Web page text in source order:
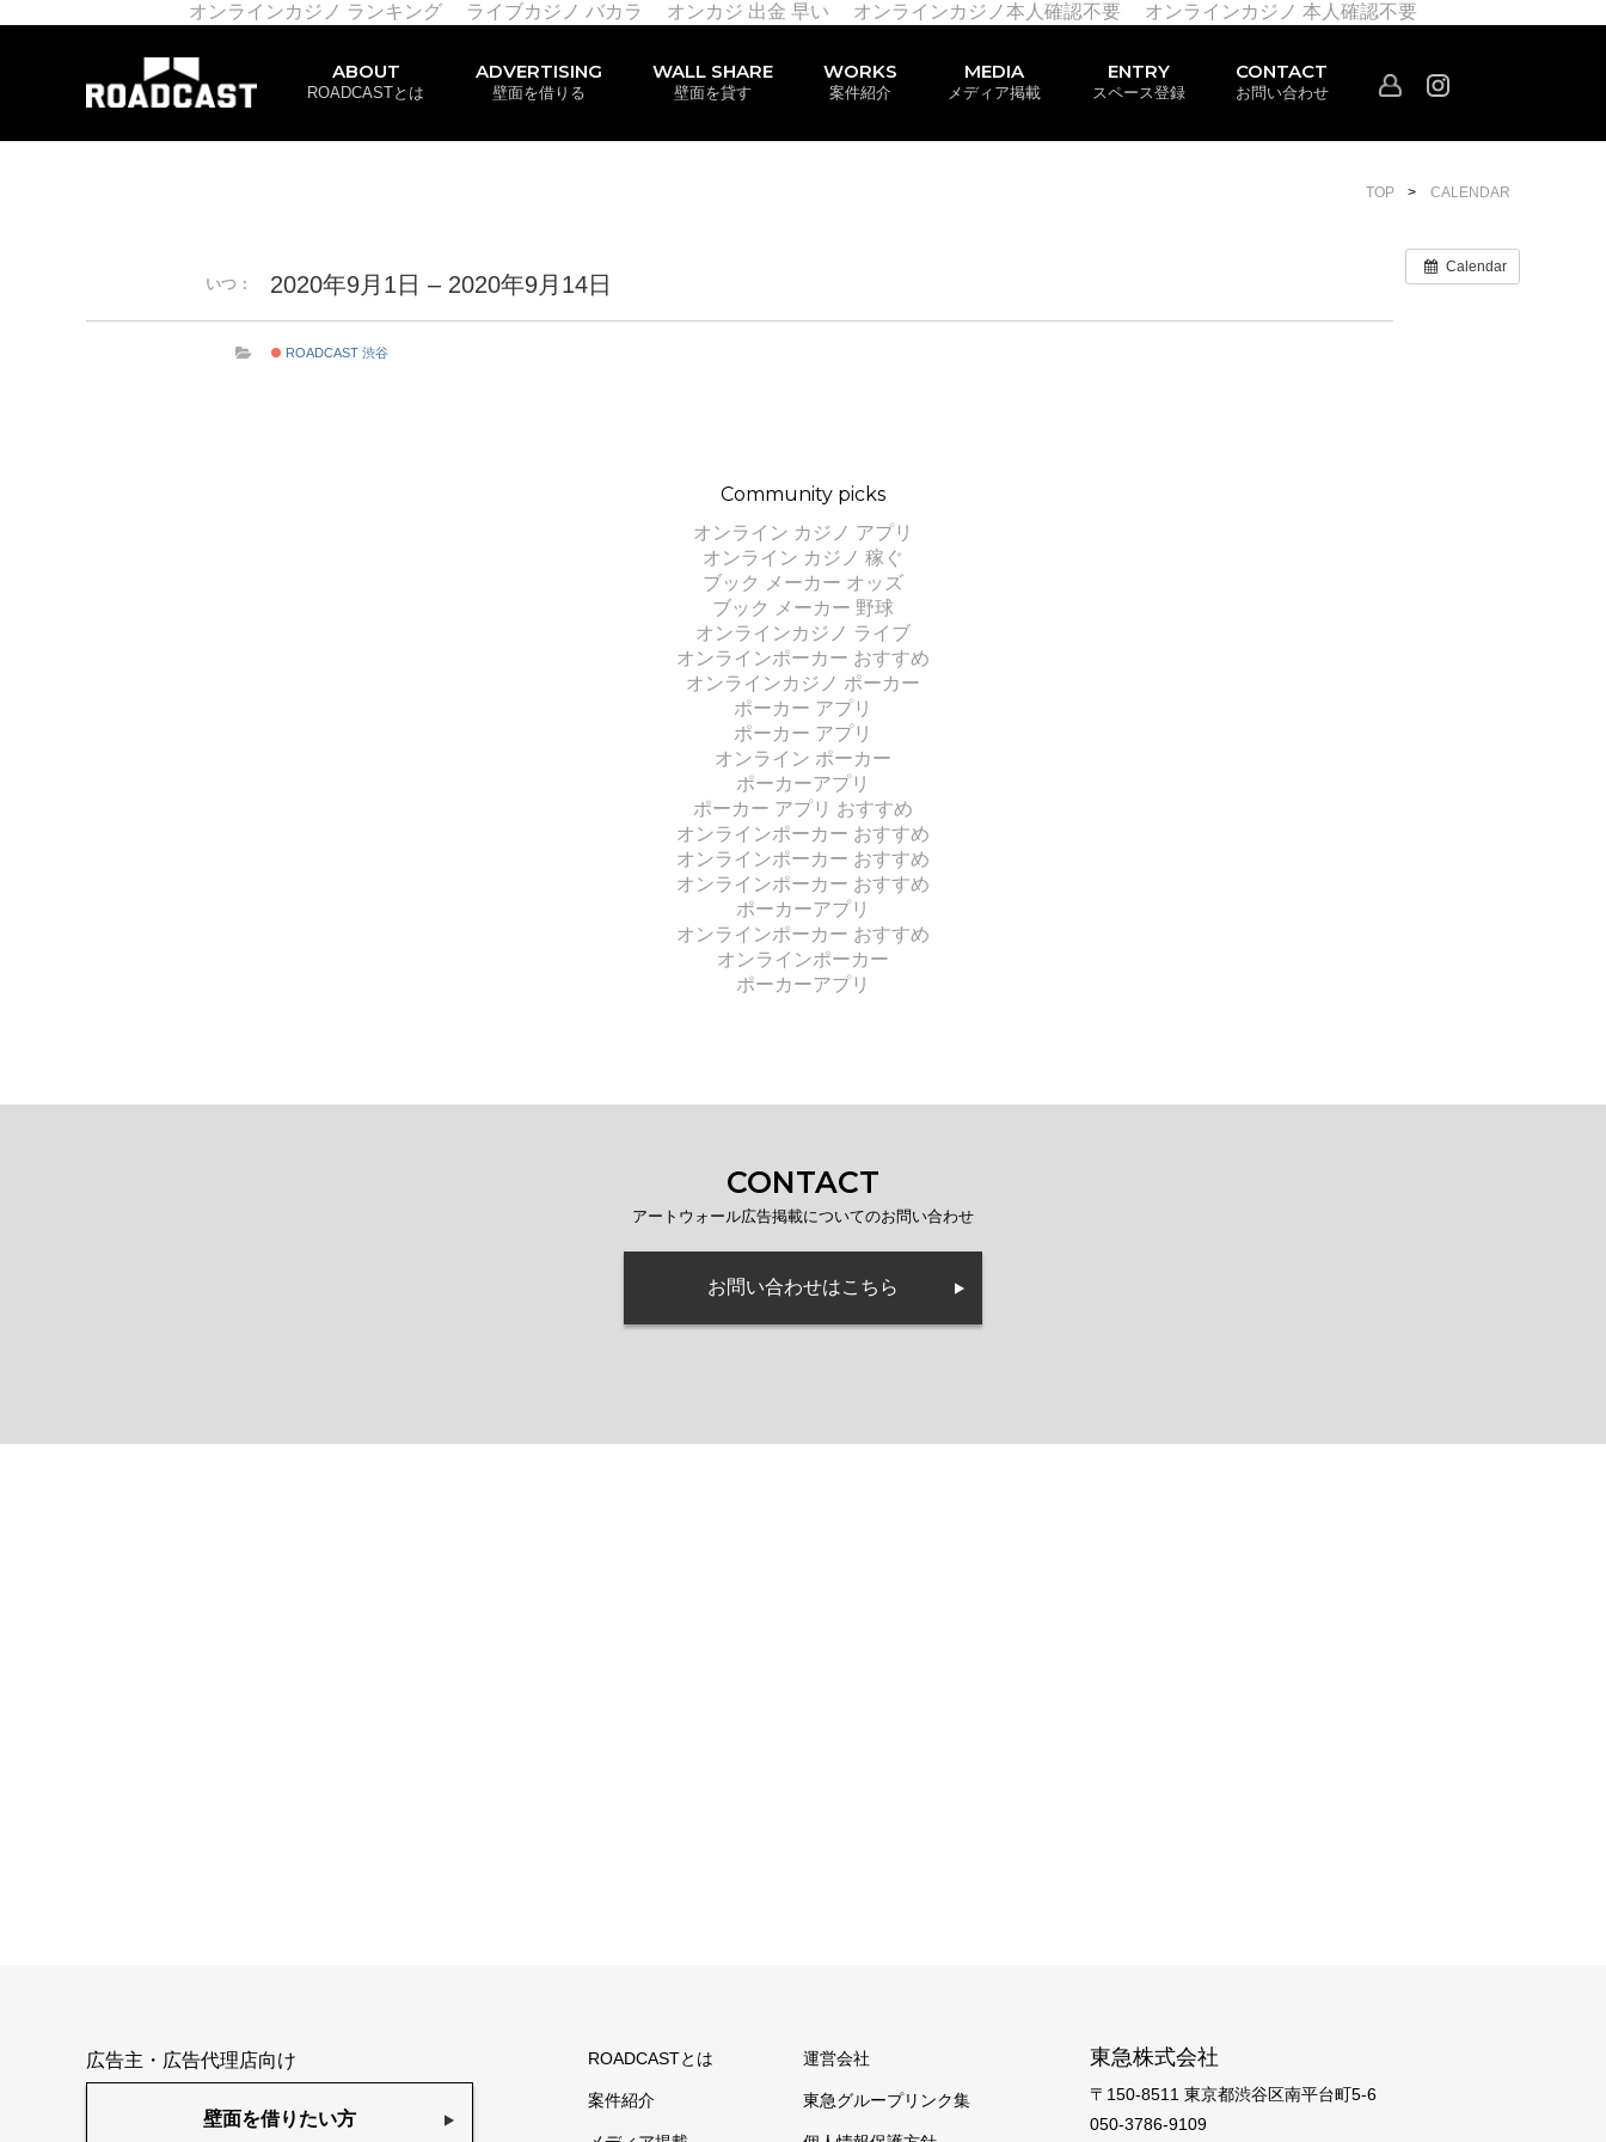
オンラインカジノ ランキング ライブカジノ バカラ オンカジ 出金 早い オンラインカジノ本人確認不要 オンラインカジノ 本人確認不要
ABOUT
ROADCASTとは
ADVERTISING
壁面を借りる
WALL SHARE
壁面を貸す
WORKS
案件紹介
MEDIA
メディア掲載
ENTRY
スペース登録
CONTACT
お問い合わせ
TOP CALENDAR
Calendar
いつ： 2020年9月1日 – 2020年9月14日
ROADCAST 渋谷
Community picks
オンライン カジノ アプリ
オンライン カジノ 稼ぐ
ブック メーカー オッズ
ブック メーカー 野球
オンラインカジノ ライブ
オンラインポーカー おすすめ
オンラインカジノ ポーカー
ポーカー アプリ
ポーカー アプリ
オンライン ポーカー
ポーカーアプリ
ポーカー アプリ おすすめ
オンラインポーカー おすすめ
オンラインポーカー おすすめ
オンラインポーカー おすすめ
ポーカーアプリ
オンラインポーカー おすすめ
オンラインポーカー
ポーカーアプリ
CONTACT
アートウォール広告掲載についてのお問い合わせ
お問い合わせはこちら
広告主・広告代理店向け
壁面を借りたい方
ROADCASTとは
案件紹介
運営会社
東急グループリンク集
東急株式会社
〒150-8511 東京都渋谷区南平台町5-6
050-3786-9109